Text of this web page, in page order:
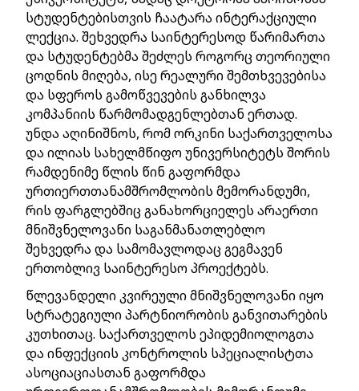
სტუდენტებისთვის ჩაატარა ინტერაქციული
ლექცია. შეხვედრა საინტერესოდ წარიმართა
და სტუდენტებმა შეძლეს როგორც თეორიული
ცოდნის მიღება, ისე რეალური შემთხვევებისა
და სფეროს გამოწვევების განხილვა
კომპანიის წარმომადგენლებთან ერთად.
უნდა აღინიშნოს, რომ ორკინი საქართველოსა
და ილიას სახელმწიფო უნივერსიტეტს შორის
რამდენიმე წლის წინ გაფორმდა
ურთიერთთანამშრომლობის მემორანდუმი,
რის ფარგლებშიც განახორციელეს არაერთი
მნიშვნელოვანი საგანმანათლებლო
შეხვედრა და სამომავლოდაც გეგმავენ
ერთობლივ საინტერესო პროექტებს.
წლევანდელი კვირეული მნიშვნელოვანი იყო
სტრატეგიული პარტნიორობის განვითარების
კუთხითაც. საქართველოს ეპიდემიოლოგთა
და ინფექციის კონტროლის სპეციალისტთა
ასოციაციასთან გაფორმდა